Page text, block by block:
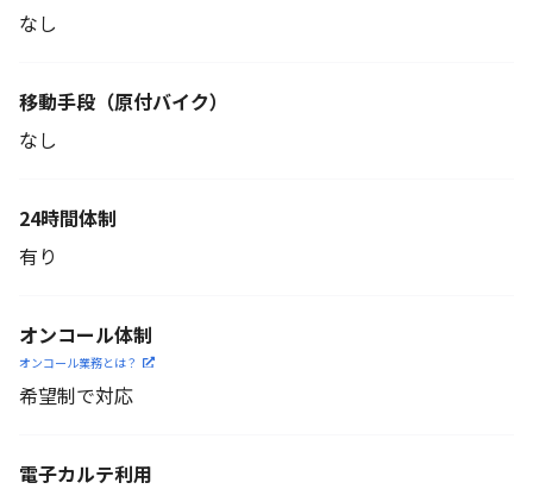
なし
移動手段 （原付バイク）
なし
24時間体制
有り
オンコール体制
オンコール業務とは？
希望制で対応
電子カルテ利用